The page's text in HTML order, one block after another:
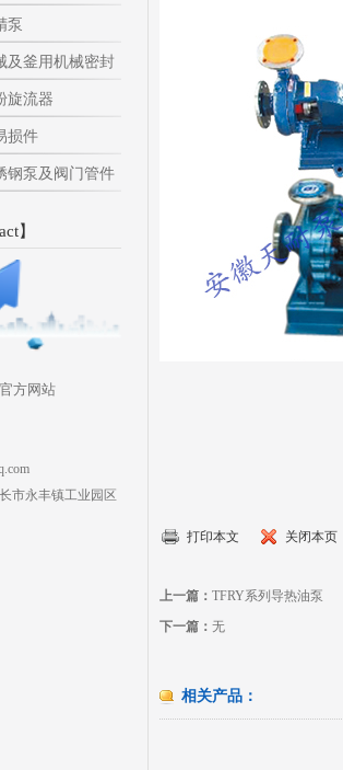
泵
及釜用机械密封
旋流器
损件
钢泵及阀门管件
】
方网站
市永丰镇工业园区
打印本文 关闭本页
上一篇： TFRY系列导热油泵
下一篇： 无
相关产品：